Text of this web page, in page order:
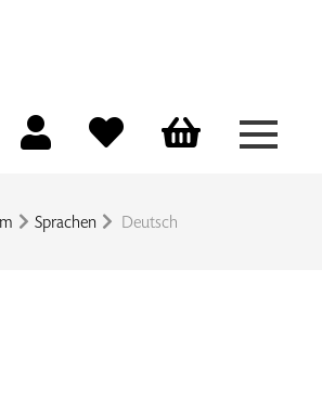
Menü
Sprachen Deutsch